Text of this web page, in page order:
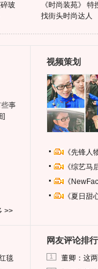
玻
《时尚装苑》 特
找街头时尚达人
事
]
>>
视频策划
《先锋
《综艺
《
《夏日
毯
网友评论排行
1 董卿：这